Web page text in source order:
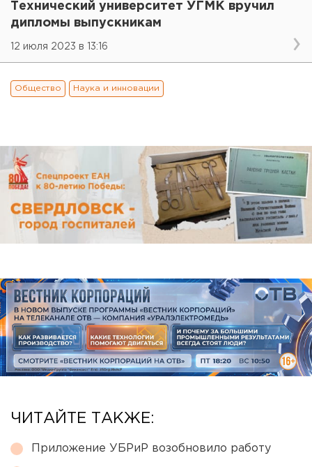
Технический университет УГМК вручил
дипломы выпускникам
12 июля 2023 в 13:16
Общество Наука и инновации
ЧИТАЙТЕ ТАКЖЕ:
Приложение УБРиР возобновило работу